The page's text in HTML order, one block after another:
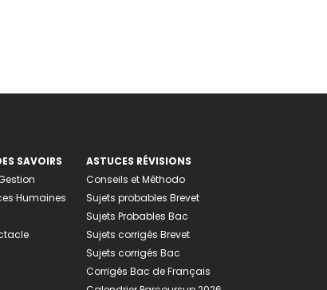
SAVOIRS
Humaines
ASTUCES RÉVISIONS
Conseils et Méthodo
Sujets probables Brevet
Sujets Probables Bac
Sujets corrigés Brevet
Sujets corrigés Bac
Corrigés Bac de Français